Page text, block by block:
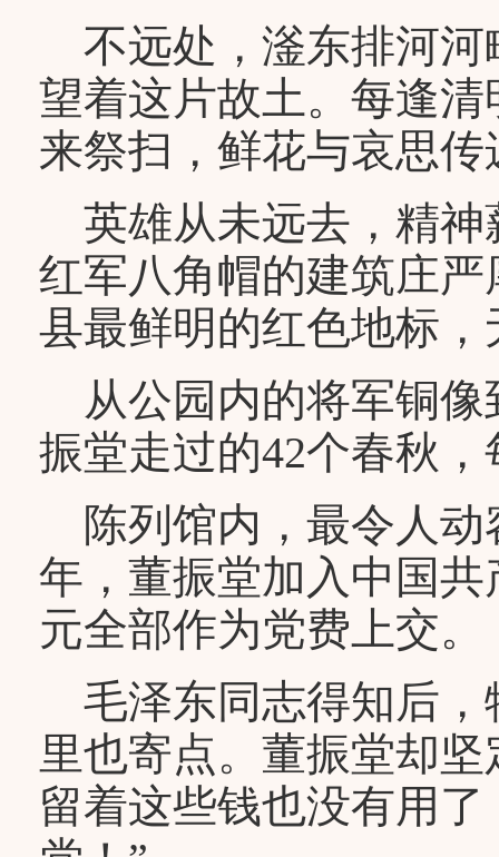
不远处，滏东排河河
望着这片故土。每逢
来祭扫，鲜花与哀思
英雄从未远去，精神
红军八角帽的建筑庄
县最鲜明的红色地标
从公园内的将军铜像
振堂走过的42个春秋
陈列馆内，最令人动
年，董振堂加入中国
元全部作为党费上交。
毛泽东同志得知后，
里也寄点。董振堂却
留着这些钱也没有用